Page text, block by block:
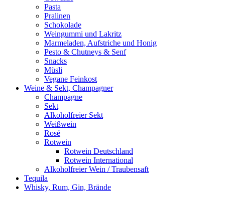
Pasta
Pralinen
Schokolade
Weingummi und Lakritz
Marmeladen, Aufstriche und Honig
Pesto & Chutneys & Senf
Snacks
Müsli
Vegane Feinkost
Weine & Sekt, Champagner
Champagne
Sekt
Alkoholfreier Sekt
Weißwein
Rosé
Rotwein
Rotwein Deutschland
Rotwein International
Alkoholfreier Wein / Traubensaft
Tequila
Whisky, Rum, Gin, Brände